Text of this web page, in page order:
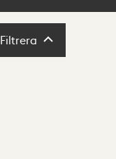
Filtrera Filtrera